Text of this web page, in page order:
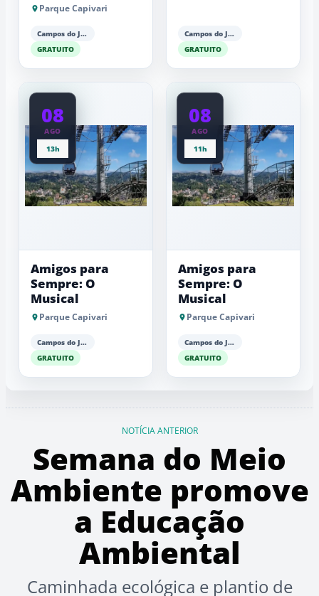
Parque Capivari
Campos do Jordão
GRATUITO
Campos do Jordão
GRATUITO
08
AGO
13h
Amigos para
Sempre: O
Musical
Parque Capivari
Campos do Jordão
GRATUITO
08
AGO
11h
Amigos para
Sempre: O
Musical
Parque Capivari
Campos do Jordão
GRATUITO
NOTÍCIA ANTERIOR
Semana do Meio
Ambiente promove
a Educação
Ambiental
Caminhada ecológica e plantio de